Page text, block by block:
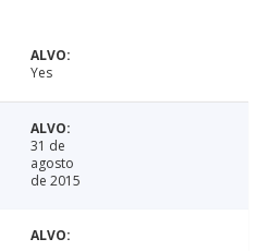
Yes
31 de
agosto
de 2015